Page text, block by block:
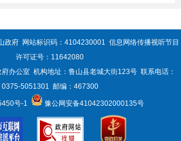
政府 网站标识码：4104230001 信息网络传播视听节目
许可证号：11642080
办公室 机构地址：鲁山县老城大街123号 联系电话：
0375-5051301 邮编：467300
号-1 豫公网安备41042302000135号